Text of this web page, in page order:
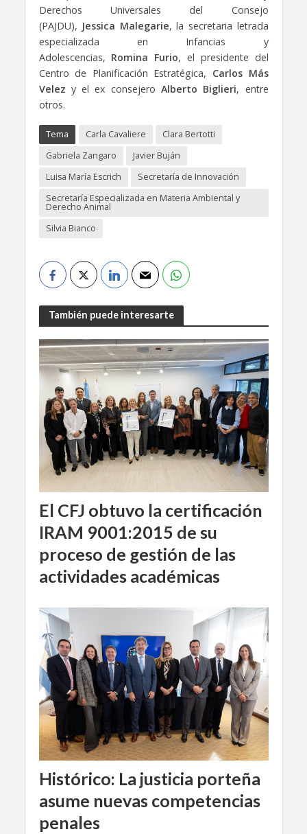
Derechos Universales del Consejo
(PAJDU), Jessica Malegarie, la secretaria letrada
especializada en Infancias y
Adolescencias, Romina Furio, el presidente del
Centro de Planificación Estratégica, Carlos Más
Velez y el ex consejeroAlberto Biglieri, entre
otros.
Tema Carla Cavaliere
Clara Bertotti
Gabriela Zangaro
Javier Buján
Luisa María Escrich
Secretaría de Innovación
Secretaría Especializada en Materia Ambiental y
Derecho Animal
Silvia Bianco
También puede interesarte
El CFJ obtuvo la certificación
IRAM 9001:2015 de su
proceso de gestión de las
actividades académicas
Histórico: La justicia porteña
asume nuevas competencias
penales